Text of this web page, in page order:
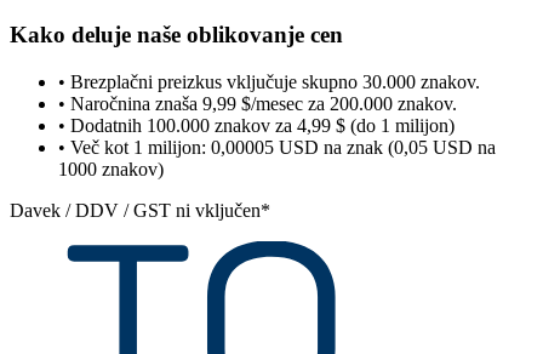
Kako deluje naše oblikovanje cen
• Brezplačni preizkus vključuje skupno 30.000 znakov.
• Naročnina znaša 9,99 $/mesec za 200.000 znakov.
• Dodatnih 100.000 znakov za 4,99 $ (do 1 milijon)
• Več kot 1 milijon: 0,00005 USD na znak (0,05 USD na
1000 znakov)
Davek / DDV / GST ni vključen*